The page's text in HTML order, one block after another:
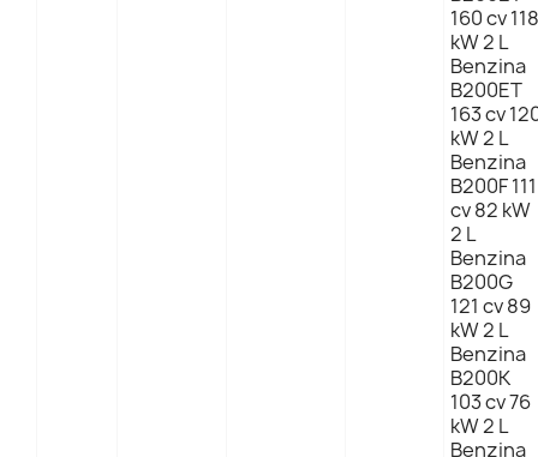
160 cv 118
kW 2 L
Benzina
B200ET
163 cv
kW 2 L
Benzina
B200F 111
cv 82 kW
2 L
Benzina
B200G
121 cv 89
kW 2 L
Benzina
B200K
103 cv 76
kW 2 L
Benzina